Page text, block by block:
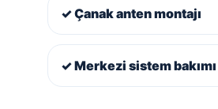
✓ Çanak anten montajı
✓ Merkezi sistem bakımı